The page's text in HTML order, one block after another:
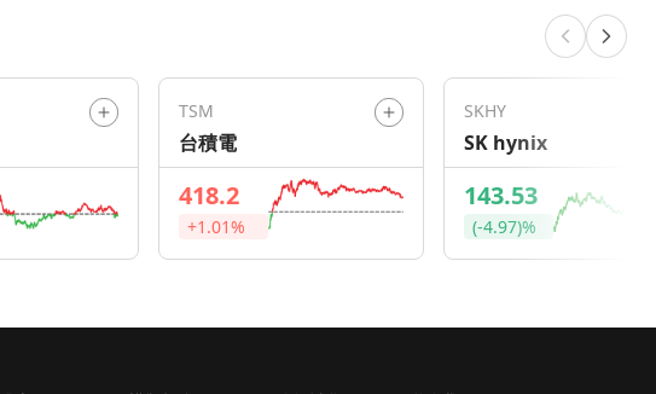
TSM
台積電
418.2
+1.01%
SKHY
SK hynix
143.53
(-4.97)%